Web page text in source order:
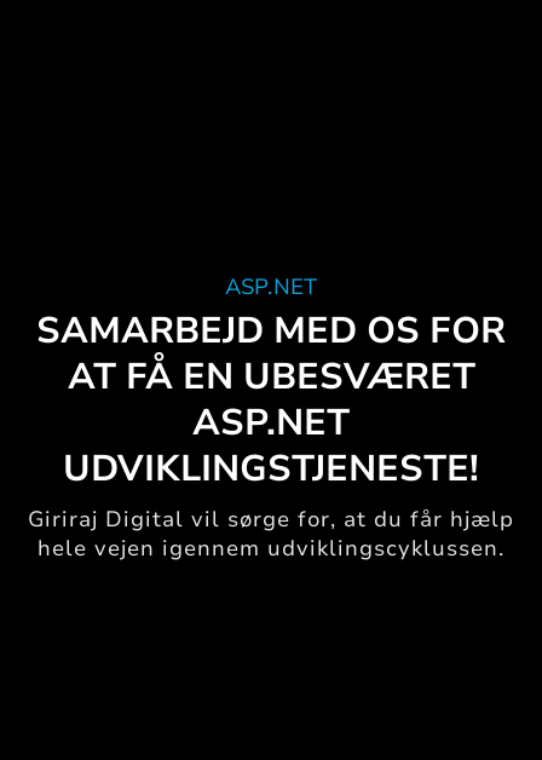
ASP.NET
SAMARBEJD MED OS FOR
AT FÅ EN UBESVÆRET
ASP.NET
UDVIKLINGSTJENESTE!
Giriraj Digital vil sørge for, at du får hjælp
hele vejen igennem udviklingscyklussen.